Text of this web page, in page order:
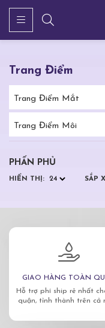
Trang Điểm
Trang Điểm Mắt
Trang Điểm Môi
PHẤN PHỦ
HIỂN THỊ: SẮP
GIAO HÀNG TOÀN
Hỗ trợ phí ship rẻ nhất
quận, tỉnh thành trên cả